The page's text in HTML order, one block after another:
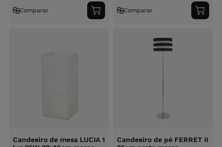
Comparar
Adicionar
ao
Comparar
ao
Candeeiro de mesa LUCIA 1
Candeeiro de pé FERRET II